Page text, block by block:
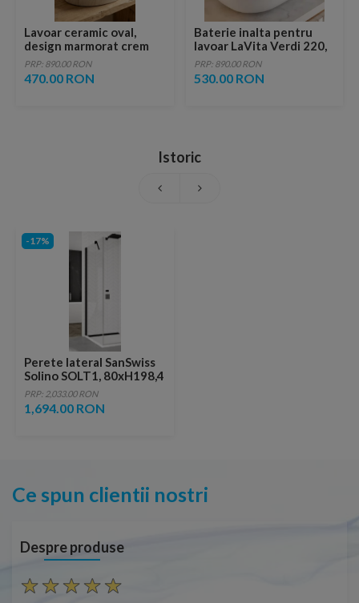
Lavoar ceramic oval,
design marmorat crem
lucios cu vene aurii,
ventil inclus
PRP: 890.00 RON
470.00 RON
Baterie inalta pentru
lavoar LaVita Verdi 220,
fara ventil, brushed
copper
PRP: 890.00 RON
530.00 RON
Istoric
-17%
Perete lateral SanSwiss
Solino SOLT1, 80xH198,4
cm profil negru-mat
PRP: 2,033.00 RON
1,694.00 RON
Ce spun clientii nostri
Despre produse